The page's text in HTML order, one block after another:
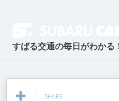
すばる交通の毎日がわかる
SHARE